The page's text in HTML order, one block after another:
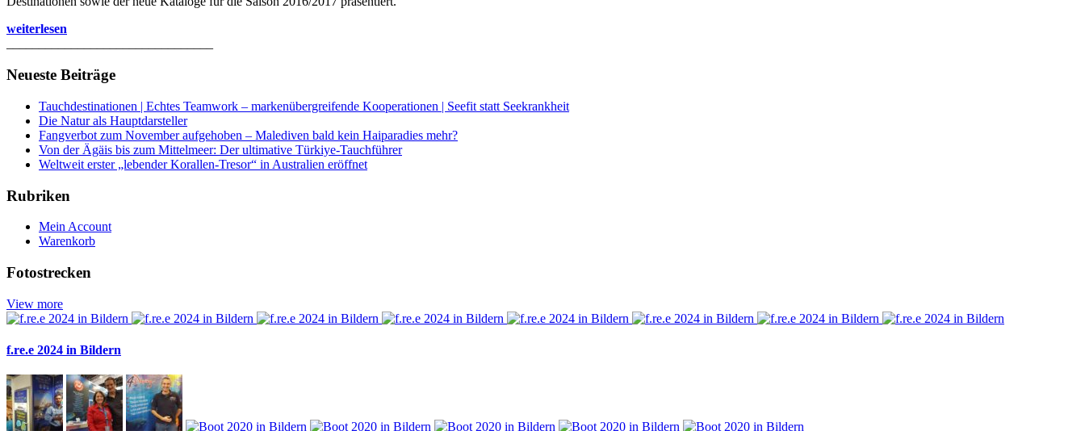
weiterlesen
Neueste Beiträge
Tauchdestinationen | Echtes Teamwork – markenübergreifende Kooperationen | Seefit statt Seekrankheit
Die Natur als Hauptdarsteller
Fangverbot zum November aufgehoben – Malediven bald kein Haiparadies mehr?
Von der Ägäis bis zum Mittelmeer: Der ultimative Türkiye-Tauchführer
Weltweit erster „lebender Korallen-Tresor“ in Australien eröffnet
Rubriken
Mein Account
Warenkorb
Fotostrecken
View more
f.re.e 2024 in Bildern